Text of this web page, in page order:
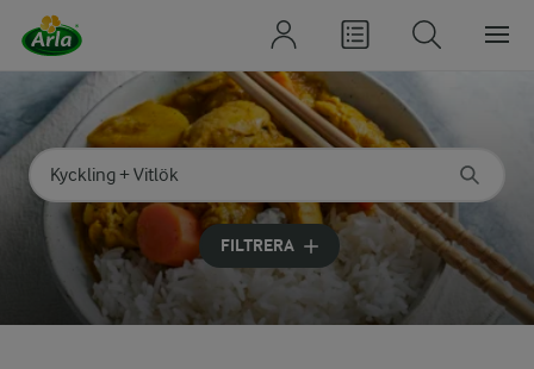
Sök på kategori eller ingrediens
Skriv in sökord för att få förslag
FILTRERA